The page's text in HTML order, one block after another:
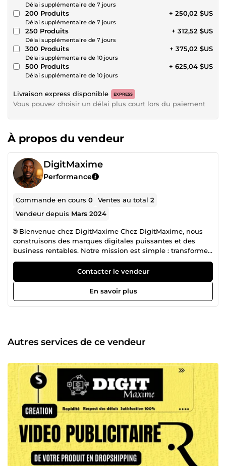
Délai supplémentaire de 7 jours
200 Produits
Délai supplémentaire de 7 jours
+ 250,02 $US
250 Produits
Délai supplémentaire de 7 jours
+ 312,52 $US
300 Produits
Délai supplémentaire de 10 jours
+ 375,02 $US
500 Produits
Délai supplémentaire de 10 jours
+ 625,04 $US
Livraison express disponible EXPRESS
Vous pouvez choisir un délai plus court lors du paiement
À propos du vendeur
DigitMaxime
Performance
Commande en cours0 Ventes au total2
Vendeur depuis Mars 2024
🌐 Bienvenue chez DigitMaxime Chez DigitMaxime, nous
construisons des marques digitales puissantes et des
business rentables. Notre mission est simple : transformer
votre présence en ligne en moteur de croissance. 💼 Nos
domaines d’expertise : 🛍️ Création de boutiques Shopify
modernes et optimisées 🎨 Design &amp; identité visuelle
haut de gamme 📈 Publicité digitale (Meta Ads, TikTok
Ads, Google Ads) ✍️ Rédaction SEO, Copywriting &amp;
Parce que nous ne livrons pas simplement des services…
👉 Nous créons de la valeur, de la croissance et de la
rigueur, créativité et passion pour propulser chaque projet
vers le succès. 📩 Discutons de votre projet dès aujourd’hui
! Avec DigitMaxime, passez de l’idée au résultat. ✨ Votre
réussite digitale commence ici.
Contacter le vendeur
En savoir plus
Autres services de ce vendeur